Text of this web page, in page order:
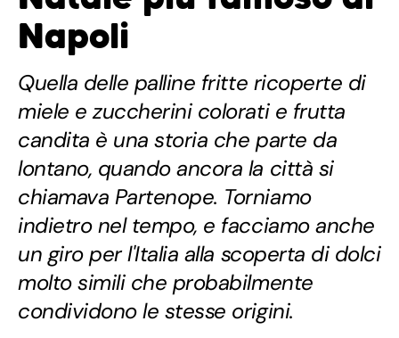
Napoli
Quella delle palline fritte ricoperte di
miele e zuccherini colorati e frutta
candita è una storia che parte da
lontano, quando ancora la città si
chiamava Partenope. Torniamo
indietro nel tempo, e facciamo anche
un giro per l'Italia alla scoperta di dolci
molto simili che probabilmente
condividono le stesse origini.